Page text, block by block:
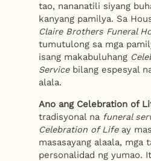
tao, nananatili siyang
kanyang pamilya. Sa
Claire Brothers Funeral
tumutulong sa mga
isang makabuluhang
Servicebilang espesyal
alala.
Ano ang Celebration of
tradisyonal na funeral
Celebration of Lifeay
masasayang alaala, mga
personalidad ng yumao.